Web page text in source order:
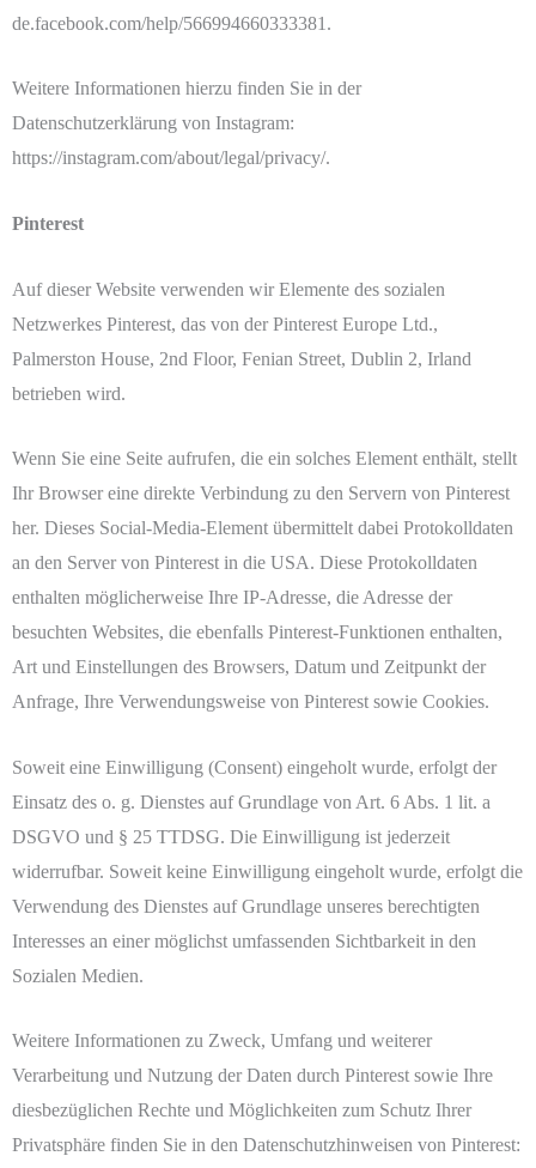
de.facebook.com/help/566994660333381.
Weitere Informationen hierzu finden Sie in der
Datenschutzerklärung von Instagram:
https://instagram.com/about/legal/privacy/.
Pinterest
Auf dieser Website verwenden wir Elemente des sozialen
Netzwerkes Pinterest, das von der Pinterest Europe Ltd.,
Palmerston House, 2nd Floor, Fenian Street, Dublin 2, Irland
betrieben wird.
Wenn Sie eine Seite aufrufen, die ein solches Element enthält, stellt
Ihr Browser eine direkte Verbindung zu den Servern von Pinterest
her. Dieses Social-Media-Element übermittelt dabei Protokolldaten
an den Server von Pinterest in die USA. Diese Protokolldaten
enthalten möglicherweise Ihre IP-Adresse, die Adresse der
besuchten Websites, die ebenfalls Pinterest-Funktionen enthalten,
Art und Einstellungen des Browsers, Datum und Zeitpunkt der
Anfrage, Ihre Verwendungsweise von Pinterest sowie Cookies.
Soweit eine Einwilligung (Consent) eingeholt wurde, erfolgt der
Einsatz des o. g. Dienstes auf Grundlage von Art. 6 Abs. 1 lit. a
DSGVO und § 25 TTDSG. Die Einwilligung ist jederzeit
widerrufbar. Soweit keine Einwilligung eingeholt wurde, erfolgt die
Verwendung des Dienstes auf Grundlage unseres berechtigten
Interesses an einer möglichst umfassenden Sichtbarkeit in den
Sozialen Medien.
Weitere Informationen zu Zweck, Umfang und weiterer
Verarbeitung und Nutzung der Daten durch Pinterest sowie Ihre
diesbezüglichen Rechte und Möglichkeiten zum Schutz Ihrer
Privatsphäre finden Sie in den Datenschutzhinweisen von Pinterest: